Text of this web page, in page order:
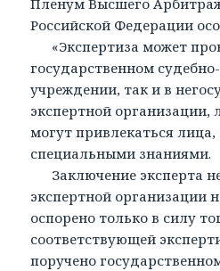
Пленум Высшего
Российской Федерации
«Экспертиза может
государственном
учреждении, так и в
экспертной организации,
могут привлекаться
специальными знаниями.
Заключение эксперта
экспертной организации
оспорено только в силу
соответствующей
поручено